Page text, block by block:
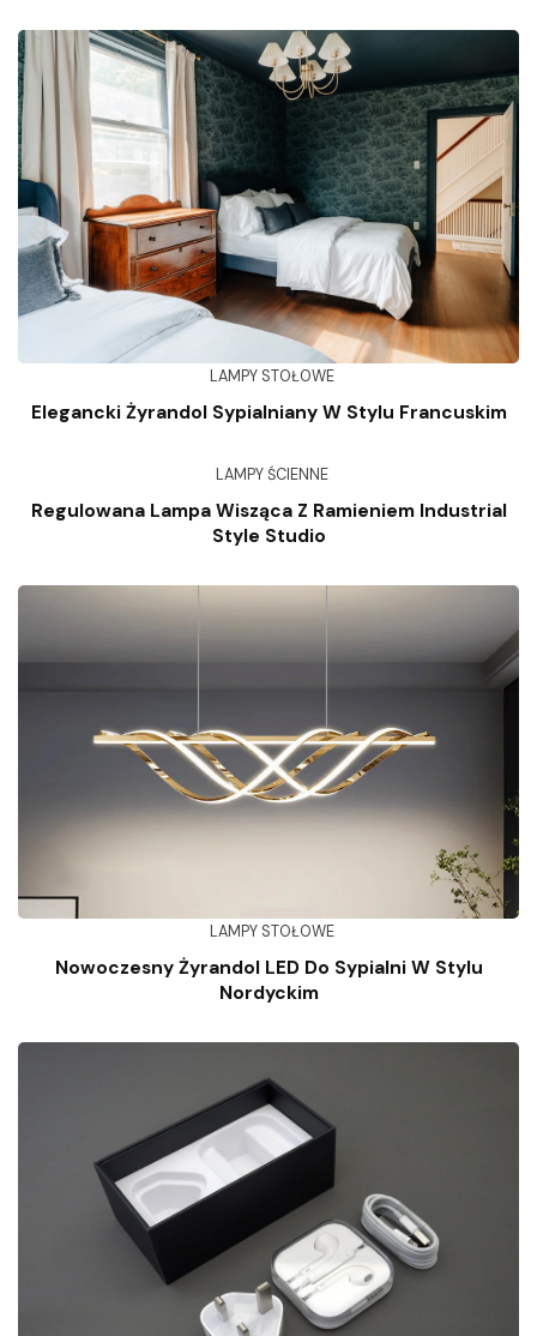
LAMPY STOŁOWE
Elegancki Żyrandol Sypialniany W Stylu Francuskim
LAMPY ŚCIENNE
Regulowana Lampa Wisząca Z Ramieniem Industrial
Style Studio
LAMPY STOŁOWE
Nowoczesny Żyrandol LED Do Sypialni W Stylu
Nordyckim